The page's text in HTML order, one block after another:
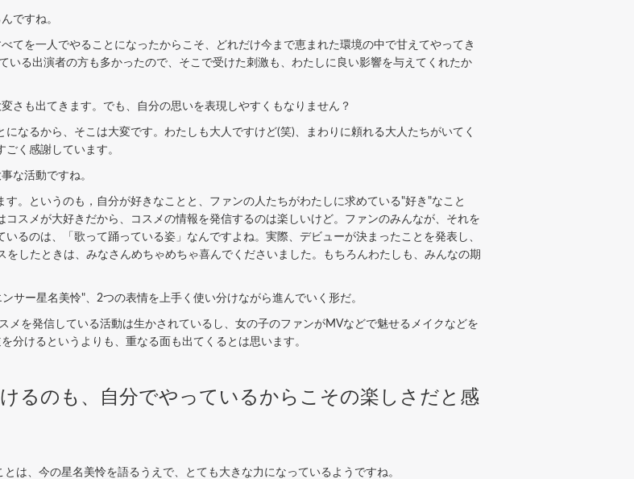
ですね。
てを一人でやることになったからこそ、どれだけ今まで恵まれた環境の中で甘えてやってき
いる出演者の方も多かったので、そこで受けた刺激も、わたしに良い影響を与えてくれたか
も出てきます。でも、自分の思いを表現しやすくもなりません？
なるから、そこは大変です。わたしも大人ですけど(笑)、まわりに頼れる大人たちがいてく
く感謝しています。
な活動ですね。
。というのも，自分が好きなことと、ファンの人たちがわたしに求めている"好き"なこと
スメが大好きだから、コスメの情報を発信するのは楽しいけど。ファンのみんなが、それを
るのは、「歌って踊っている姿」なんですよね。実際、デビューが決まったことを発表し、
をしたときは、みなさんめちゃめちゃ喜んでくださいました。もちろんわたしも、みんなの期
ー星名美怜"、2つの表情を上手く使い分けながら進んでいく形だ。
メを発信している活動は生かされているし、女の子のファンがMVなどで魅せるメイクなどを
分けるというよりも、重なる面も出てくるとは思います。
るのも、自分でやっているからこその楽しさだと感
は、今の星名美怜を語るうえで、とても大きな力になっているようですね。